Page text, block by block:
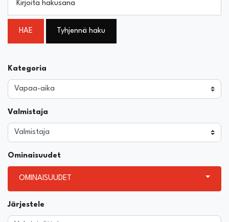
HAE Tyhjennä haku
Kategoria
Valmistaja
Ominaisuudet
OMINAISUUDET
Järjestele